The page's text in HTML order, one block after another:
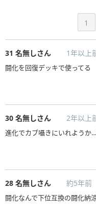
1
31 名無しさん 1年以上
闘化を回復デッキで使ってる
30 名無しさん 2年以上
進化でカブ囁きにいれようか
28 名無しさん 約5年前
闘化なんで下位互換の闘化納